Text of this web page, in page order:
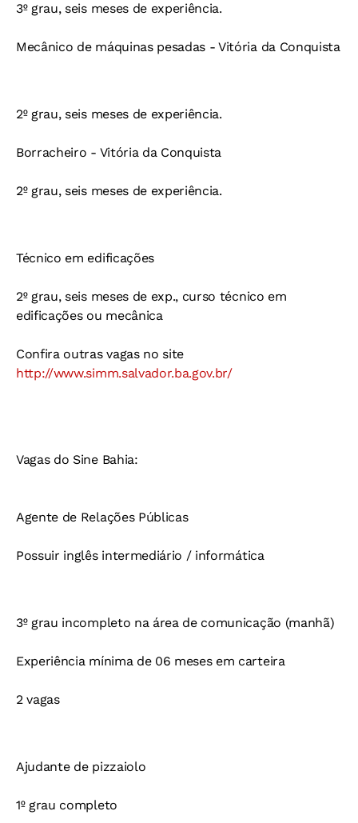
3º grau, seis meses de experiência.
Mecânico de máquinas pesadas - Vitória da Conquista
2º grau, seis meses de experiência.
Borracheiro - Vitória da Conquista
2º grau, seis meses de experiência.
Técnico em edificações
2º grau, seis meses de exp., curso técnico em
edificações ou mecânica
Confira outras vagas no site
http://www.simm.salvador.ba.gov.br/
Vagas do Sine Bahia:
Agente de Relações Públicas
Possuir inglês intermediário / informática
3º grau incompleto na área de comunicação (manhã)
Experiência mínima de 06 meses em carteira
2 vagas
Ajudante de pizzaiolo
1º grau completo